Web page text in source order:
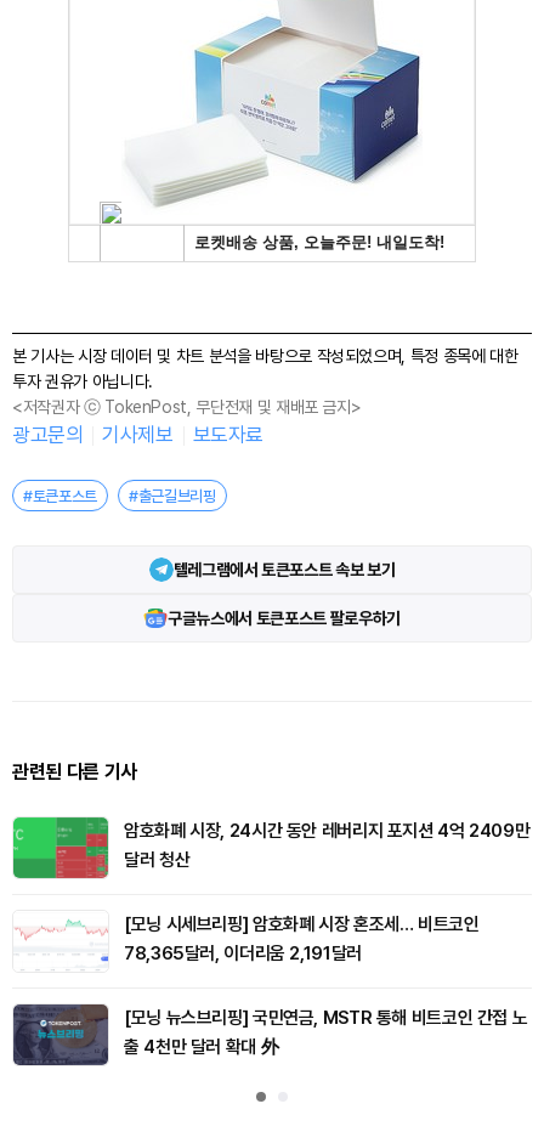
본 기사는 시장 데이터 및 차트 분석을 바탕으로 작성되었으며, 특정 종목에 대한
투자 권유가 아닙니다.
<저작권자 ⓒ TokenPost, 무단전재 및 재배포 금지>
광고문의 기사제보 보도자료
#토큰포스트 #출근길브리핑
텔레그램에서 토큰포스트 속보 보기
구글뉴스에서 토큰포스트 팔로우하기
관련된 다른 기사
암호화폐 시장, 24시간 동안 레버리지 포지션 4억 2409만
달러 청산
[모닝 시세브리핑] 암호화폐 시장 혼조세… 비트코인
78,365달러, 이더리움 2,191달러
[모닝 뉴스브리핑] 국민연금, MSTR 통해 비트코인 간접 노
출 4천만 달러 확대 外